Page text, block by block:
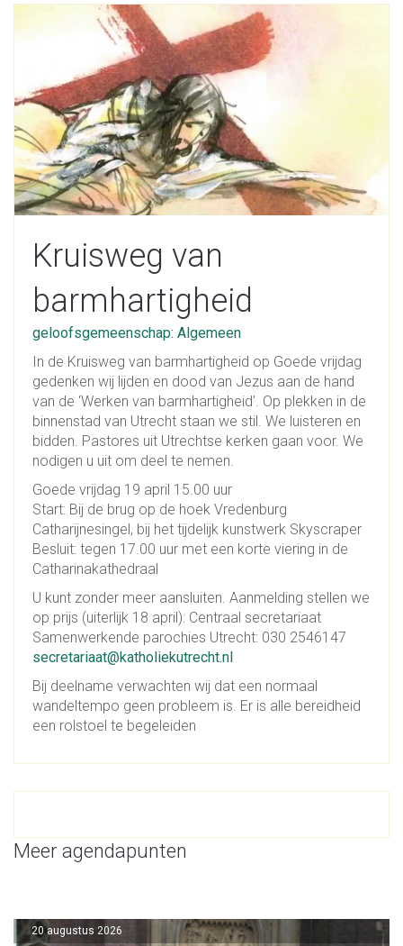
Kruisweg van
barmhartigheid
geloofsgemeenschap: Algemeen
In de Kruisweg van barmhartigheid op Goede vrijdag
gedenken wij lijden en dood van Jezus aan de hand
van de ‘Werken van barmhartigheid’. Op plekken in de
binnenstad van Utrecht staan we stil. We luisteren en
bidden. Pastores uit Utrechtse kerken gaan voor. We
nodigen u uit om deel te nemen.
Goede vrijdag 19 april 15.00 uur
Start: Bij de brug op de hoek Vredenburg
Catharijnesingel, bij het tijdelijk kunstwerk Skyscraper
Besluit: tegen 17.00 uur met een korte viering in de
Catharinakathedraal
U kunt zonder meer aansluiten. Aanmelding stellen we
op prijs (uiterlijk 18 april): Centraal secretariaat
Samenwerkende parochies Utrecht: 030 2546147
secretariaat@katholiekutrecht.nl
Bij deelname verwachten wij dat een normaal
wandeltempo geen probleem is. Er is alle bereidheid
een rolstoel te begeleiden
Meer agendapunten
20 augustus 2026